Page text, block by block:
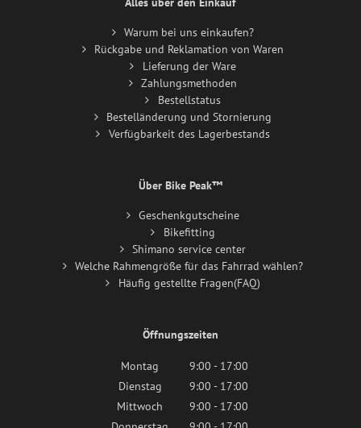
Warum bei uns einkaufen?
Rückgabe und Reklamation von Waren
Lieferung der Ware
Zahlungsmethoden
Bestellstatus
Bestelländerung und Stornierung
Verfügbarkeit des Lagerbestands
Über Bike Peak™
Geschenkgutscheine
Bikefitting
Shimano service center
Welche Rahmengröße für das Fahrrad wählen?
Häufig gestellte Fragen(FAQ)
Öffnungszeiten
Montag
9:00 - 17:00
Dienstag
9:00 - 17:00
Mittwoch
9:00 - 17:00